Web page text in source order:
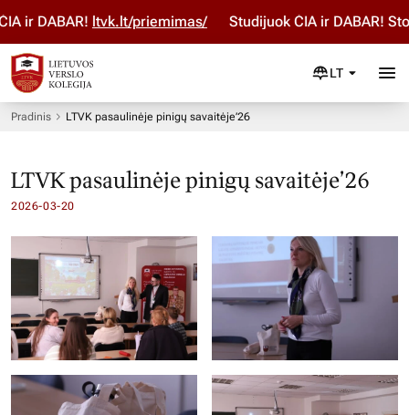
ir DABAR!ltvk.lt/priemimas/ Studijuok ČIA ir DABAR!
LT
Pradinis LTVK pasaulinėje pinigų savaitėje’26
LTVK pasaulinėje pinigų savaitėje’26
2026-03-20